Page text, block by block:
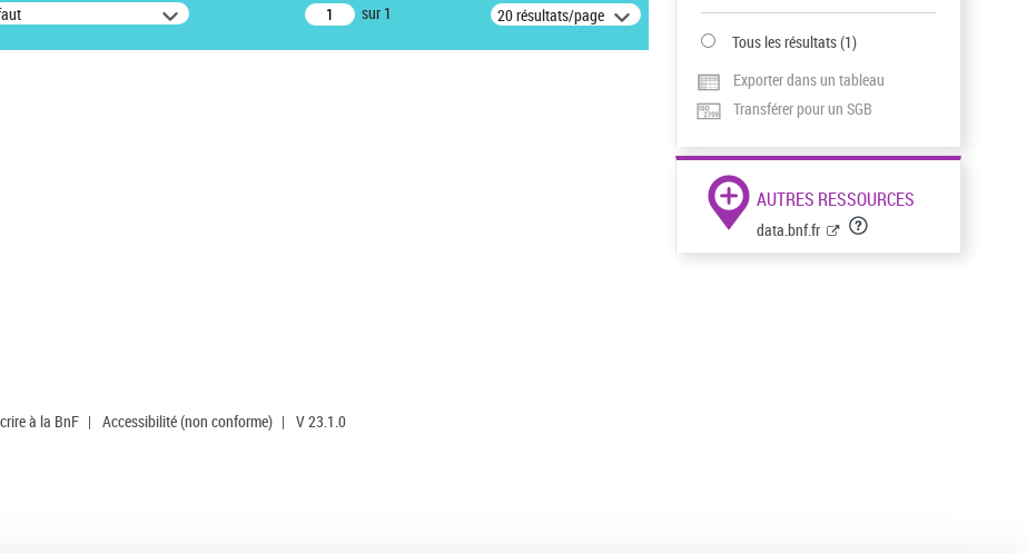
sur 1 20 résultats/page
Tous les résultats(1)
Exporter dans un tableau
Transférer pour un SGB
AUTRES RESSOURCES
data.bnf.fr
à la BnF | Accessibilité (non conforme) | V 23.1.0